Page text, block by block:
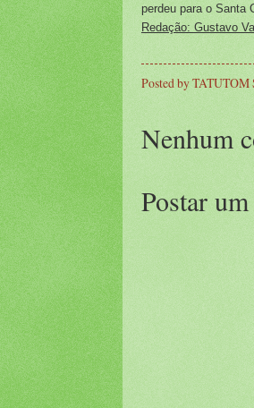
perdeu para o Santa
Redação: Gustavo
Posted byTATUTOM
Nenhum
Postar